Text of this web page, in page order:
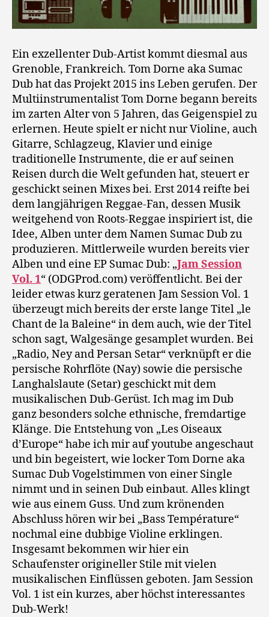
Ein exzellenter Dub-Artist kommt diesmal aus
Grenoble, Frankreich. Tom Dorne aka Sumac
Dub hat das Projekt 2015 ins Leben gerufen. Der
Multiinstrumentalist Tom Dorne begann bereits
im zarten Alter von 5 Jahren, das Geigenspiel zu
erlernen. Heute spielt er nicht nur Violine, auch
Gitarre, Schlagzeug, Klavier und einige
traditionelle Instrumente, die er auf seinen
Reisen durch die Welt gefunden hat, steuert er
geschickt seinen Mixes bei. Erst 2014 reifte bei
dem langjährigen Reggae-Fan, dessen Musik
weitgehend von Roots-Reggae inspiriert ist, die
Idee, Alben unter dem Namen Sumac Dub zu
produzieren. Mittlerweile wurden bereits vier
Alben und eine EP Sumac Dub: „Jam Session
Vol. 1“ (ODGProd.com) veröffentlicht. Bei der
leider etwas kurz geratenen Jam Session Vol. 1
überzeugt mich bereits der erste lange Titel „le
Chant de la Baleine“ in dem auch, wie der Titel
schon sagt, Walgesänge gesamplet wurden. Bei
„Radio, Ney and Persan Setar“ verknüpft er die
persische Rohrflöte (Nay) sowie die persische
Langhalslaute (Setar) geschickt mit dem
musikalischen Dub-Gerüst. Ich mag im Dub
ganz besonders solche ethnische, fremdartige
Klänge. Die Entstehung von „Les Oiseaux
d’Europe“ habe ich mir auf youtube angeschaut
und bin begeistert, wie locker Tom Dorne aka
Sumac Dub Vogelstimmen von einer Single
nimmt und in seinen Dub einbaut. Alles klingt
wie aus einem Guss. Und zum krönenden
Abschluss hören wir bei „Bass Température“
nochmal eine dubbige Violine erklingen.
Insgesamt bekommen wir hier ein
Schaufenster origineller Stile mit vielen
musikalischen Einflüssen geboten. Jam Session
Vol. 1 ist ein kurzes, aber höchst interessantes
Dub-Werk!